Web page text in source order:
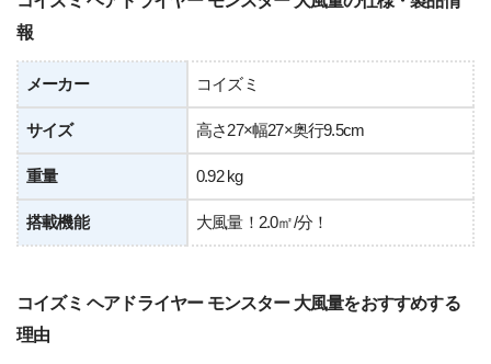
報
メーカー コイズミ
サイズ 高さ27×幅27×奥行9.5cm
重量 0.92 kg
搭載機能 大風量！2.0㎡/分！
コイズミ ヘアドライヤー モンスター 大風量をおすすめする
理由